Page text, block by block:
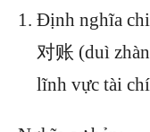
Định nghĩa
对账 (duì
lĩnh vực tài